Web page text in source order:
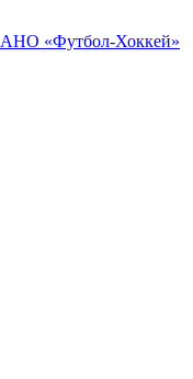
АНО «Футбол-Хоккей»